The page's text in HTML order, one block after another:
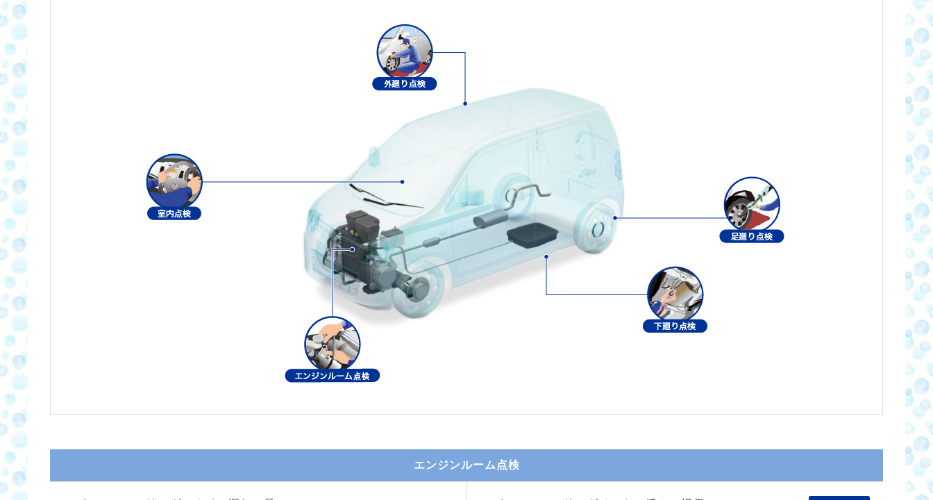
エンジンルーム点検